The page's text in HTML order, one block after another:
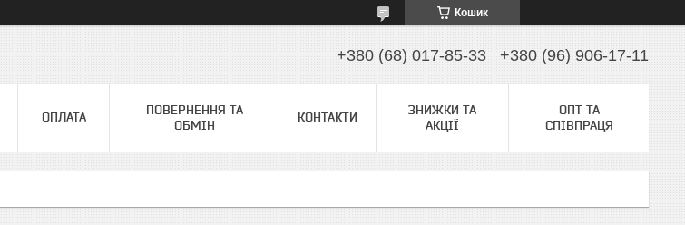
Кошик
+380 (68) 017-85-33 +380 (96) 906-17-11
ОПЛАТА
ПОВЕРНЕННЯ ТА
ОБМІН
КОНТАКТИ
ЗНИЖКИ ТА
АКЦІЇ
ОПТ ТА
СПІВПРАЦЯ